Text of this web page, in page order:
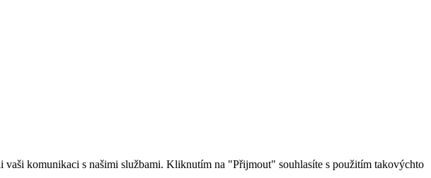
komunikaci s našimi službami. Kliknutím na "Přijmout" souhlasíte s použitím takovýchto